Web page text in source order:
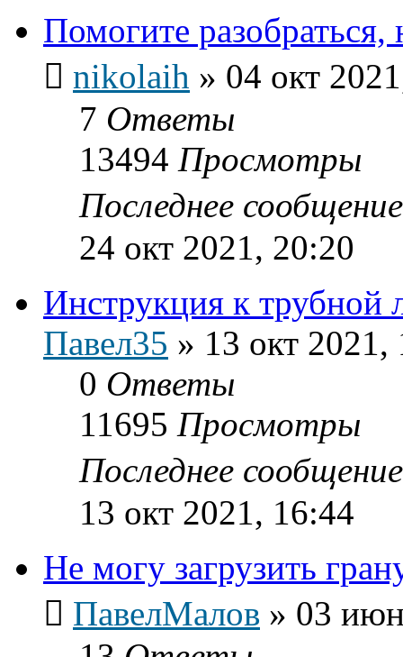
Помогите разобраться,
nikolaih » 04 окт
7 Ответы
13494 Просмотры
Последнее
24 окт 2021, 20:20
Инструкция к трубной
Павел35 » 13 окт 2021,
0 Ответы
11695 Просмотры
Последнее
13 окт 2021, 16:44
Не могу загрузить
ПавелМалов » 03